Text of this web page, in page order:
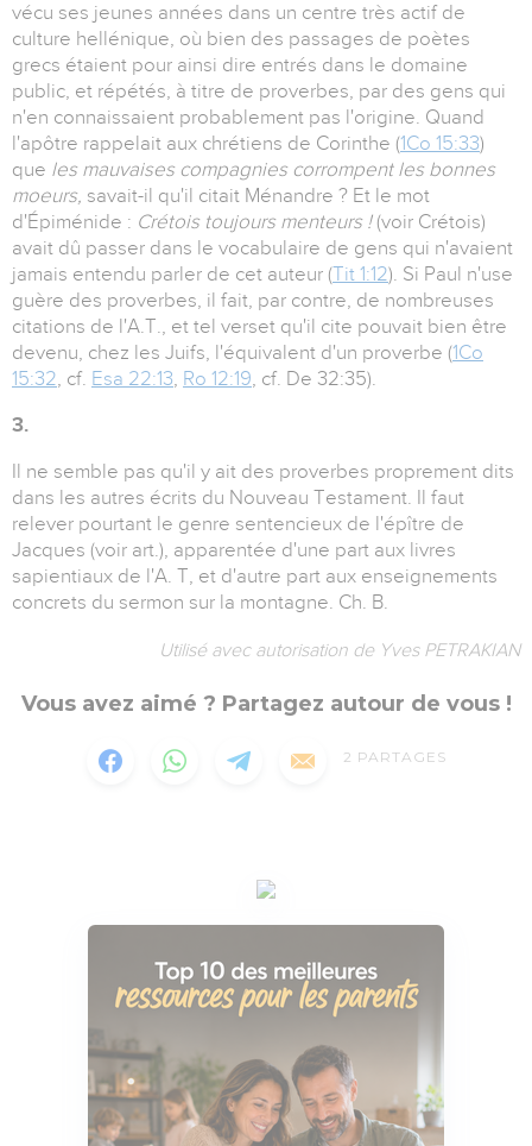
vécu ses jeunes années dans un centre très actif de
culture hellénique, où bien des passages de poètes
grecs étaient pour ainsi dire entrés dans le domaine
public, et répétés, à titre de proverbes, par des gens qui
n'en connaissaient probablement pas l'origine. Quand
l'apôtre rappelait aux chrétiens de Corinthe (1Co 15:33)
que les mauvaises compagnies corrompent les bonnes
moeurs, savait-il qu'il citait Ménandre ? Et le mot
d'Épiménide : Crétois toujours menteurs ! (voir Crétois)
avait dû passer dans le vocabulaire de gens qui n'avaient
jamais entendu parler de cet auteur (Tit 1:12). Si Paul n'use
guère des proverbes, il fait, par contre, de nombreuses
citations de l'A.T., et tel verset qu'il cite pouvait bien être
devenu, chez les Juifs, l'équivalent d'un proverbe (1Co
15:32, cf. Esa 22:13, Ro 12:19, cf. De 32:35).
3.
Il ne semble pas qu'il y ait des proverbes proprement dits
dans les autres écrits du Nouveau Testament. Il faut
relever pourtant le genre sentencieux de l'épître de
Jacques (voir art.), apparentée d'une part aux livres
sapientiaux de l'A. T, et d'autre part aux enseignements
concrets du sermon sur la montagne. Ch. B.
Utilisé avec autorisation de Yves PETRAKIAN
Vous avez aimé ? Partagez autour de vous !
2 PARTAGES